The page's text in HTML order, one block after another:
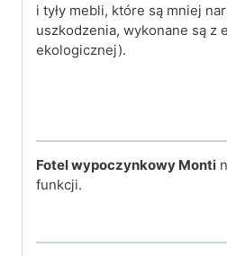
i tyły mebli, które są mniej
uszkodzenia, wykonane są z
ekologicznej).
Fotel wypoczynkowy Monti
funkcji.